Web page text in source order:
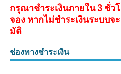
กรุณาชำระเงินภายใน 3 ชั่ว
จอง หากไม่ชำระเงินระบบจ
มัติ
ช่องทางชำระเงิน